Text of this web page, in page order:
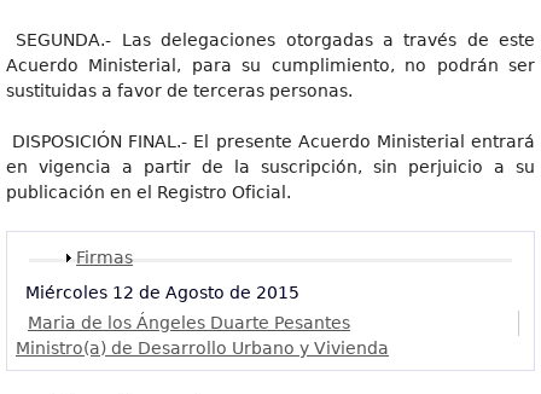
SEGUNDA.- Las delegaciones otorgadas a través de este
Acuerdo Ministerial, para su cumplimiento, no podrán ser
sustituidas a favor de terceras personas.
DISPOSICIÓN FINAL.- El presente Acuerdo Ministerial entrará
en vigencia a partir de la suscripción, sin perjuicio a su
publicación en el Registro Oficial.
Mostrar
Firmas
Miércoles 12 de Agosto de 2015
Maria de los Ángeles Duarte Pesantes
Ministro(a) de Desarrollo Urbano y Vivienda